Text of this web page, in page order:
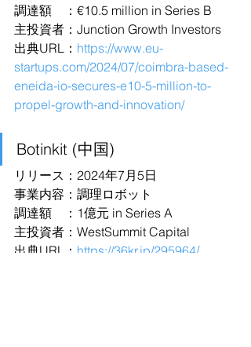
調達額　：€10.5 million in Series B
主投資者：Junction Growth Investors
出典URL： https://www.eu-
startups.com/2024/07/coimbra-based-
eneida-io-secures-e10-5-million-to-
propel-growth-and-innovation/
Botinkit (中国)
リリース：2024年7月5日
事業内容：調理ロボット
調達額　：1億元 in Series A
主投資者：WestSummit Capital
出典URL： https://36kr.jp/295964/